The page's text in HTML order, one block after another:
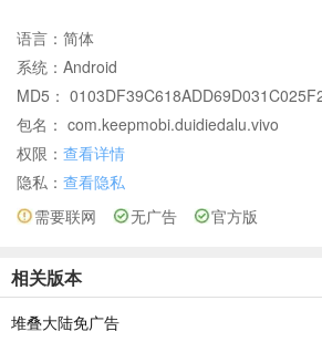
语言： 简体
系统： Android
MD5：
包名： com.keepmobi.duidiedalu.vivo
权限： 查看详情
隐私： 查看隐私
需要联网 无广告 官方版
相关版本
堆叠大陆免广告